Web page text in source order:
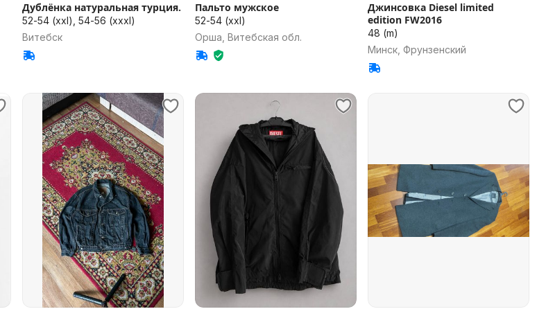
Дублёнка натуральная турция.
52-54 (xxl), 54-56 (xxxl)
Витебск
Пальто мужское
52-54 (xxl)
Орша, Витебская обл.
Джинсовка Diesel limited
edition FW2016
48 (m)
Минск, Фрунзенский